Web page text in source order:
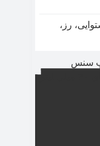
رز،
سنس